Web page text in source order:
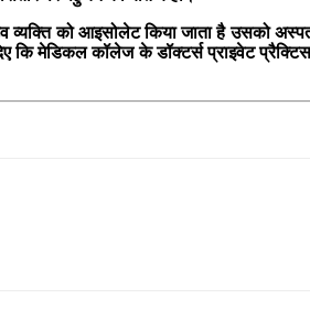
व्यक्ति को आइसोलेट किया जाता है उसको
कि मेडिकल कॉलेज के डॉक्टर्स प्राइवेट